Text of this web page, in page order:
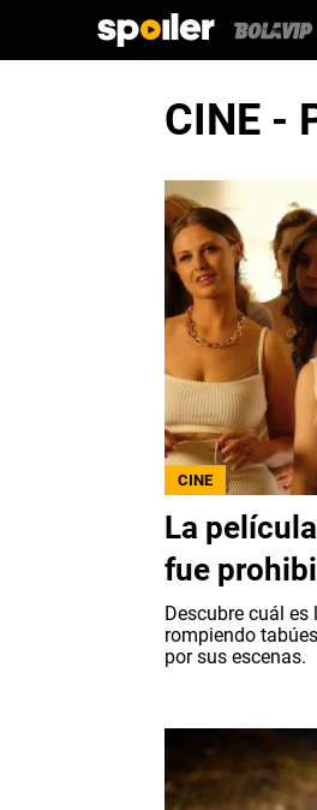
CINE -
CINE
La
fue
Descubre cuál
rompiendo
por sus escenas.